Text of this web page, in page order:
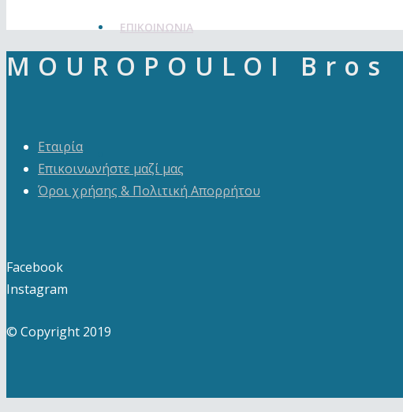
ΕΠΙΚΟΙΝΩΝΊΑ
MOUROPOULOI Bros
Εταιρία
Επικοινωνήστε μαζί μας
Όροι χρήσης & Πολιτική Απορρήτου
Facebook
Instagram
© Copyright 2019